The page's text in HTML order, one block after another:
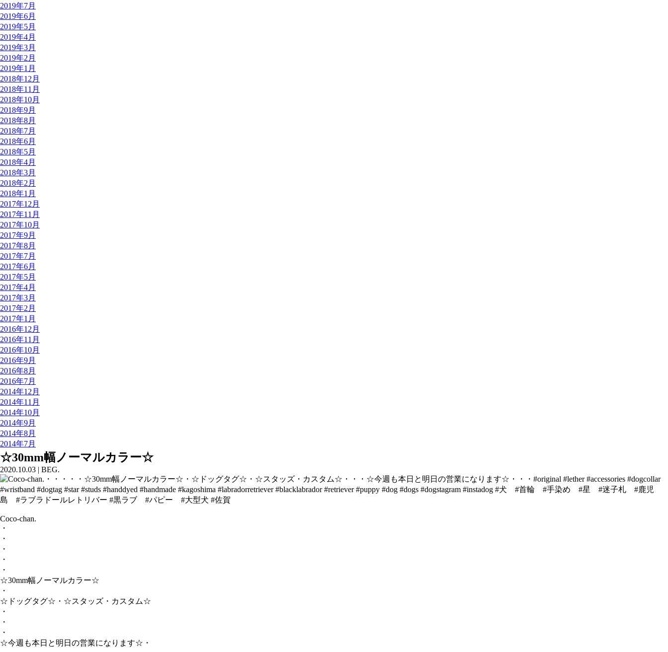
2019年7月
2019年6月
2019年5月
2019年4月
2019年3月
2019年2月
2019年1月
2018年12月
2018年11月
2018年10月
2018年9月
2018年8月
2018年7月
2018年6月
2018年5月
2018年4月
2018年3月
2018年2月
2018年1月
2017年12月
2017年11月
2017年10月
2017年9月
2017年8月
2017年7月
2017年6月
2017年5月
2017年4月
2017年3月
2017年2月
2017年1月
2016年12月
2016年11月
2016年10月
2016年9月
2016年8月
2016年7月
2014年12月
2014年11月
2014年10月
2014年9月
2014年8月
2014年7月
☆30mm幅ノーマルカラー☆
2020.10.03 | BEG.
Coco-chan.
・
・
・
・
・
☆30mm幅ノーマルカラー☆
・
☆ドッグタグ☆・☆スタッズ・カスタム☆
・
・
・
☆今週も本日と明日の営業になります☆・